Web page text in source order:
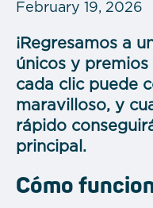
February 19, 2026
¡Regresamos a
únicos y premios
cada clic puede
maravilloso, y
rápido
principal.
Cómo